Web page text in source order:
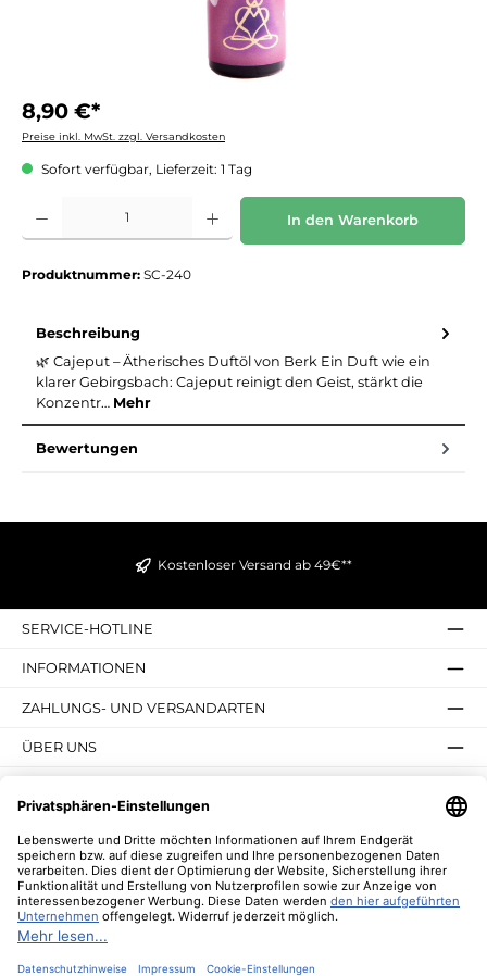
8,90 €*
Preise inkl. MwSt. zzgl. Versandkosten
Sofort verfügbar, Lieferzeit: 1 Tag
Produkt Anzahl: Gib den gewünschten Wert ein oder benutze die Schaltflächen um
In den Warenkorb
Produktnummer: SC-240
Beschreibung
🌿 Cajeput – Ätherisches Duftöl von Berk Ein Duft wie ein
klarer Gebirgsbach: Cajeput reinigt den Geist, stärkt die
Konzentr… Mehr
Bewertungen
Kostenloser Versand ab 49€**
SERVICE-HOTLINE
INFORMATIONEN
ZAHLUNGS- UND VERSANDARTEN
ÜBER UNS
NEWSLETTER
* Alle Preise inkl. gesetzl. Mehrwertsteuer zzgl.
Nachnahmegebühren, wenn nicht anders angegeben.